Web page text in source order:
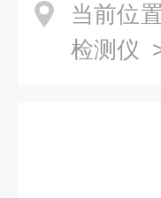
当前位置
检测仪